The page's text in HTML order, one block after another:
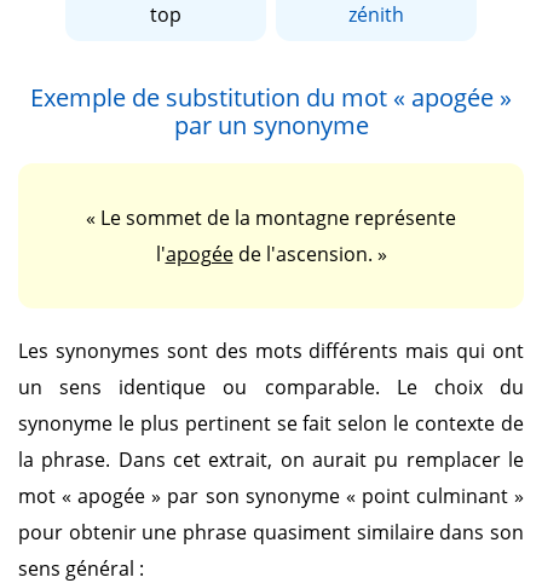
top zénith
Exemple de substitution du mot « apogée »
par un synonyme
« Le sommet de la montagne représente
l'apogéede l'ascension. »
Les synonymes sont des mots différents mais qui ont
un sens identique ou comparable. Le choix du
synonyme le plus pertinent se fait selon le contexte de
la phrase. Dans cet extrait, on aurait pu remplacer le
mot« apogée » par son synonyme « point culminant »
pour obtenir une phrase quasiment similaire dans son
sens général :